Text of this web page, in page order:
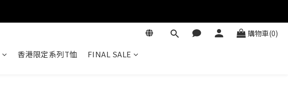
購物車(0)
香港限定系列T恤 FINAL SALE